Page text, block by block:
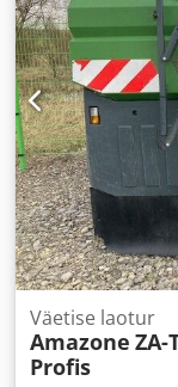
Väetise laotur
Amazone ZA-
Profis